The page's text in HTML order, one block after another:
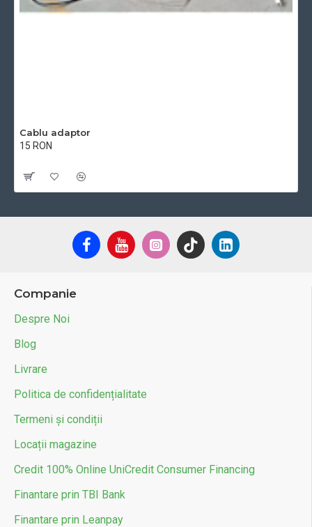
Cablu adaptor
15 RON
Companie
Despre Noi
Blog
Livrare
Politica de confidențialitate
Termeni și condiții
Locații magazine
Credit 100% Online UniCredit Consumer Financing
Finantare prin TBI Bank
Finantare prin Leanpay